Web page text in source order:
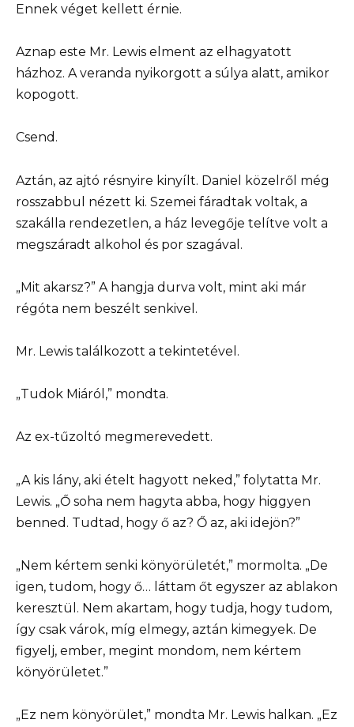
Ennek véget kellett érnie.
Aznap este Mr. Lewis elment az elhagyatott
házhoz. A veranda nyikorgott a súlya alatt, amikor
kopogott.
Csend.
Aztán, az ajtó résnyire kinyílt. Daniel közelről még
rosszabbul nézett ki. Szemei fáradtak voltak, a
szakálla rendezetlen, a ház levegője telítve volt a
megszáradt alkohol és por szagával.
„Mit akarsz?” A hangja durva volt, mint aki már
régóta nem beszélt senkivel.
Mr. Lewis találkozott a tekintetével.
„Tudok Miáról,” mondta.
Az ex-tűzoltó megmerevedett.
„A kis lány, aki ételt hagyott neked,” folytatta Mr.
Lewis. „Ő soha nem hagyta abba, hogy higgyen
benned. Tudtad, hogy ő az? Ő az, aki idejön?”
„Nem kértem senki könyörületét,” mormolta. „De
igen, tudom, hogy ő… láttam őt egyszer az ablakon
keresztül. Nem akartam, hogy tudja, hogy tudom,
így csak várok, míg elmegy, aztán kimegyek. De
figyelj, ember, megint mondom, nem kértem
könyörületet.”
„Ez nem könyörület,” mondta Mr. Lewis halkan. „Ez